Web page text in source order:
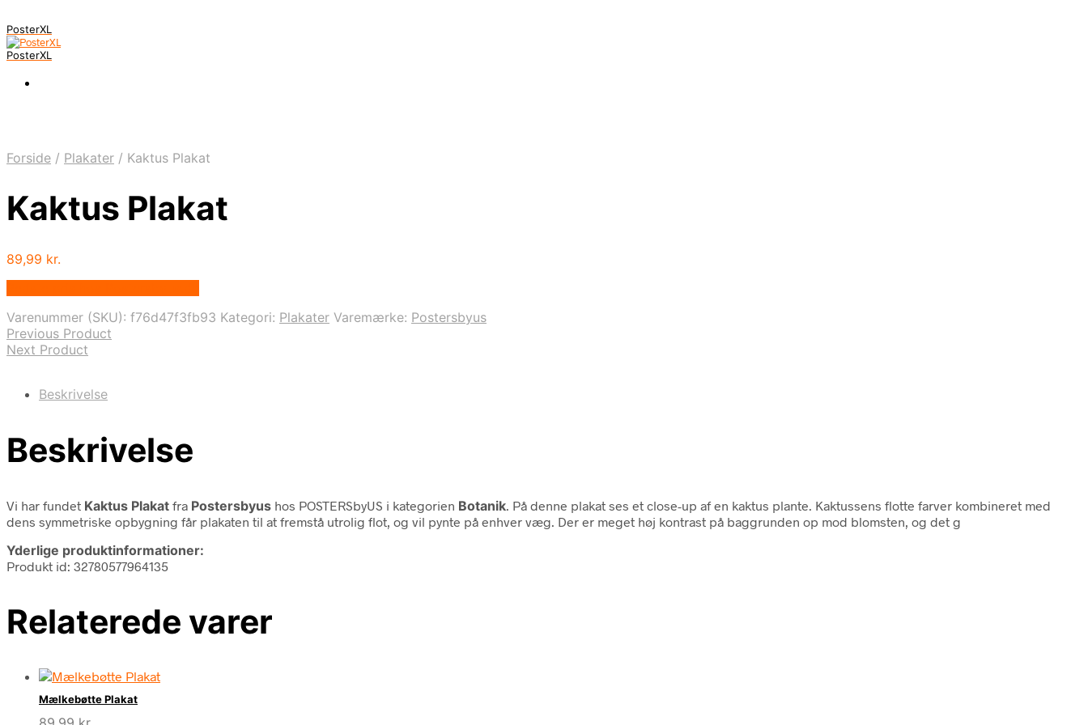
PosterXL
PosterXL
Forside / Plakater / Kaktus Plakat
Kaktus Plakat
89,99 kr.
Varenummer (SKU): f76d47f3fb93 Kategori: Plakater Varemærke: Postersbyus
Previous Product
Next Product
Beskrivelse
Beskrivelse
Vi har fundet Kaktus Plakat fra Postersbyus hos POSTERSbyUS i kategorien Botanik . På denne plakat ses et close-up af en kaktus plante. Kaktussens flotte farver kombineret med
dens symmetriske opbygning får plakaten til at fremstå utrolig flot, og vil pynte på enhver væg. Der er meget høj kontrast på baggrunden op mod blomsten, og det g
Yderlige produktinformationer:
Produkt id: 32780577964135
Relaterede varer
Mælkebøtte Plakat